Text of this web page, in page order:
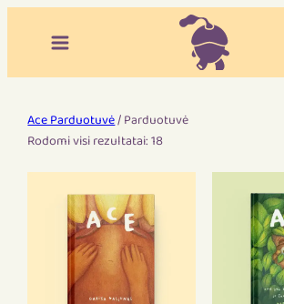
Ace Parduotuvė/ Parduotuvė
Rodomi visi rezultatai: 18